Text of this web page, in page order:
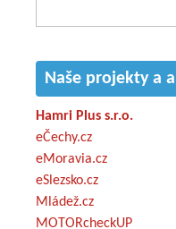
Naše projekty a
Hamri Plus s.r.o.
eČechy.cz
eMoravia.cz
eSlezsko.cz
Mládež.cz
MOTORcheckUP